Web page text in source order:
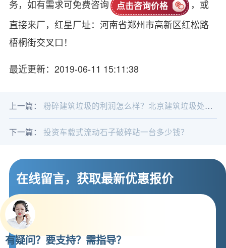
务，如有需求可免费咨询
点击咨询价格
，或
直接来厂，红星厂址：河南省郑州市高新区红松路
梧桐街交叉口！
最近更新：2019-06-11 15:11:38
上一篇： 粉碎建筑垃圾的利润怎么样？北京建筑垃圾处理生产线高利润的秘密
下一篇： 投资车载式流动石子破碎站一台多少钱？
在线留言，获取最新优惠报价
有疑问？要支持？需指导？